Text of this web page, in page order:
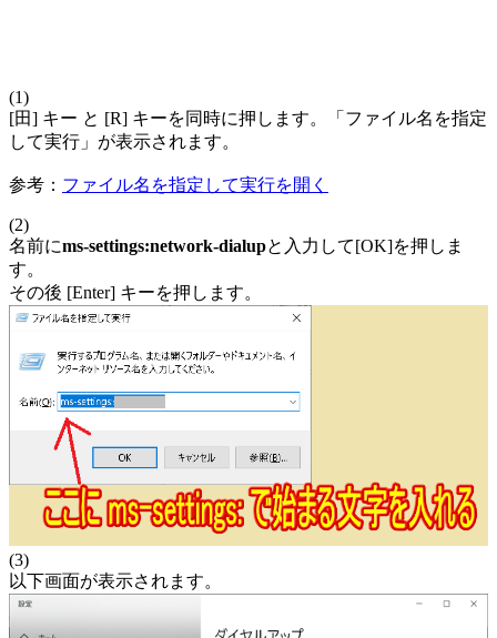
(1)
[田] キー と [R] キーを同時に押します。「ファイル名を指定
して実行」が表示されます。
参考： ファイル名を指定して実行を開く
(2)
名前にms-settings:network-dialupと入力して[OK]を押しま
す。
その後 [Enter] キーを押します。
(3)
以下画面が表示されます。